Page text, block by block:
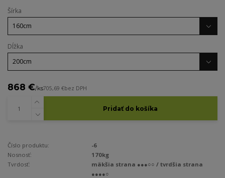
Šírka
Dĺžka
868 €/ks705,69 €bez DPH
Pridať do košíka
Číslo produktu:
-6
Nosnosť:
170kg
Tvrdosť:
mäkšia strana ●●●○○ / tvrdšia strana
●●●●○